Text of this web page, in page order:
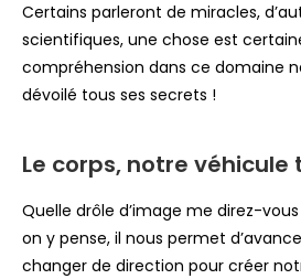
Certains parleront de miracles,
scientifiques, une chose est
compréhension dans ce domaine
dévoilé tous ses secrets !
Le corps, notre véhicule
Quelle drôle d’image me direz-
on y pense, il nous permet
changer de direction pour créer